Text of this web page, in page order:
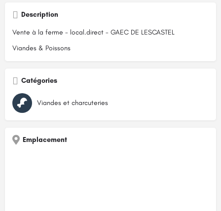
Description
Vente à la ferme - local.direct - GAEC DE LESCASTEL
Viandes & Poissons
Catégories
Viandes et charcuteries
Emplacement